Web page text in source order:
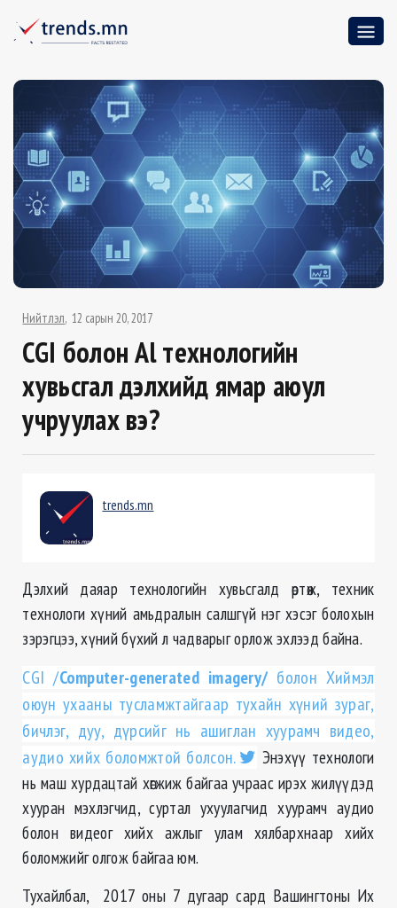
Нийтлэл 12 сарын 20, 2017
CGI болон Al технологийн
хувьсгал дэлхийд ямар аюул
учруулах вэ?
trends.mn
Дэлхий даяар технологийн хувьсгалд өртөж, техник
технологи хүний амьдралын салшгүй нэг хэсэг болохын
зэрэгцээ, хүний бүхий л чадварыг орлож эхлээд байна.
CGI /Computer-generated imagery/ болон Хиймэл
оюун ухааны тусламжтайгаар тухайн хүний зураг,
бичлэг, дуу, дүрсийг нь ашиглан хуурамч видео,
аудио хийх боломжтой болсон.
Энэхүү технологи
нь маш хурдацтай хөгжиж байгаа учраас ирэх жилүүдэд
хууран мэхлэгчид, суртал ухуулагчид хуурамч аудио
болон видеог хийх ажлыг улам хялбархнаар хийх
боломжийг олгож байгаа юм.
Тухайлбал, 2017 оны 7 дугаар сард Вашингтоны Их